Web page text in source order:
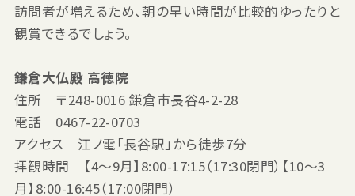
訪問者が増えるため、朝の早い時間が比較的ゆったりと
観賞できるでしょう。
鎌倉大仏殿 高徳院
住所 〒248-0016 鎌倉市長谷4-2-28
電話 0467-22-0703
アクセス 江ノ電「長谷駅」から徒歩7分
拝観時間 【4〜9月】8:00-17:15（17:30閉門）【10～3
月】8:00-16:45（17:00閉門）